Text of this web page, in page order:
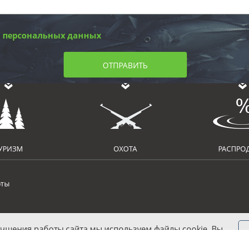
данных
ОТПРАВИТЬ
ОХОТА